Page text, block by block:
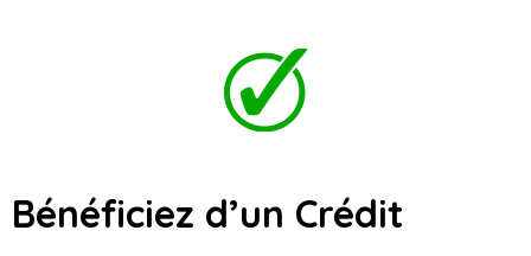
Bénéficiez d’un Crédit